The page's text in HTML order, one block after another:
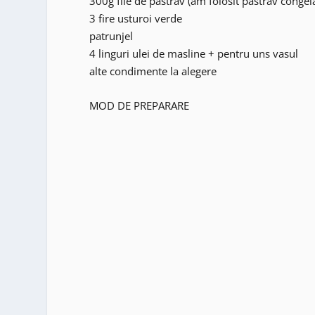
3 fire usturoi verde
patrunjel
4 linguri ulei de masline + pentru uns vasul
alte condimente la alegere
MOD DE PREPARARE